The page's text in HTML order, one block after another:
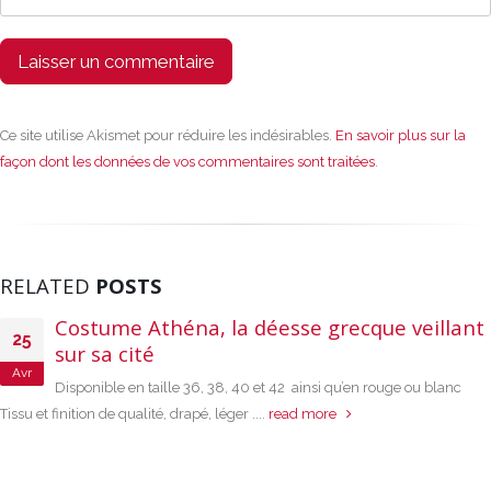
Ce site utilise Akismet pour réduire les indésirables. En savoir plus sur la
façon dont les données de vos commentaires sont traitées.
RELATED POSTS
25
Avr
Costume Athéna, la déesse grecque veillant
sur sa cité
Disponible en taille 36, 38, 40 et 42 ainsi qu’en rouge ou blanc
Tissu et finition de qualité, drapé, léger .... read more